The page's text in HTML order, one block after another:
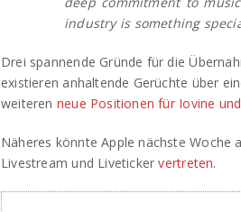
industry is something
Drei spannende Gründe für die
existieren anhaltende Gerüchte über
weiteren neue Positionen für Iovine
Näheres könnte Apple nächste Woche
Livestream und Livetickervertreten.